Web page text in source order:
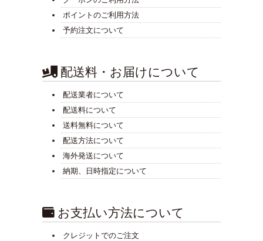
ポイントのご利用方法
予約注文について
配送料・お届けについて
配送業者について
配送料について
送料無料について
配送方法について
海外発送について
納期、日時指定について
お支払い方法について
クレジットでのご注文